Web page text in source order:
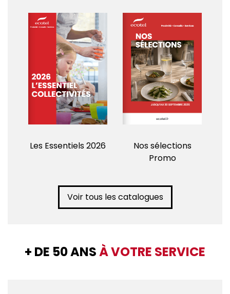
Les Essentiels 2026
Nos sélections
Promo
Voir tous les catalogues
+ DE 50 ANSÀ VOTRE SERVICE